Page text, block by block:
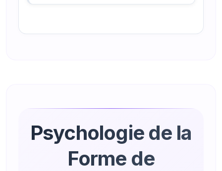
Psychologie de la
Forme de